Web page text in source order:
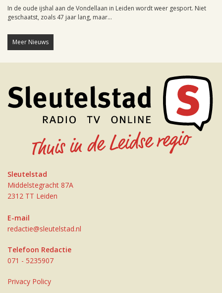
In de oude ijshal aan de Vondellaan in Leiden wordt weer gesport. Niet
geschaatst, zoals 47 jaar lang, maar...
Meer Nieuws
Sleutelstad
Middelstegracht 87A
2312 TT Leiden
E-mail
redactie@sleutelstad.nl
Telefoon Redactie
071 - 5235907
Privacy Policy